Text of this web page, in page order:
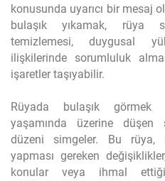
konusunda uyarıcı bir mesaj
bulaşık yıkamak, rüya
temizlemesi, duygusal
ilişkilerinde sorumluluk
işaretler taşıyabilir.
Rüyada bulaşık
yaşamında üzerine düşen
düzeni simgeler. Bu rüya,
yapması gereken
konular veya ihmal ettiği